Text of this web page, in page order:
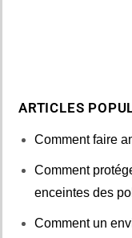
ARTICLES
Comment faire
Comment
enceintes des
Comment un